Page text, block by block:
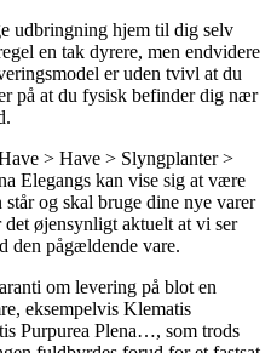
udbringning hjem til dig selv
en tak dyrere, men endvidere
er uden tvivl at du
på at du fysisk befinder dig nær
> Have > Slyngplanter >
Elegangs kan vise sig at være
og skal bruge dine nye varer
det øjensynligt aktuelt at vi ser
den pågældende vare.
om levering på blot en
eksempelvis Klematis
Purpurea Plena…, som trods